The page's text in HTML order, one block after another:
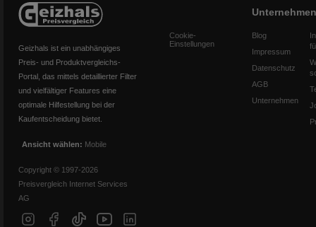
Geizhals ist ein unabhängiges
Preis- und Produktvergleichs-
Portal, das mittels detaillierter Filter
und vielfältiger Features eine
optimale Hilfestellung bei der
Kaufentscheidung bietet.
Ansicht wählen: Mobile
Copyright © 1997-2026
Preisvergleich Internet Services
AG
Cookie-
Einstellungen
Unternehmen
Blog
Impressum
Datenschutz
AGB
Unternehmen